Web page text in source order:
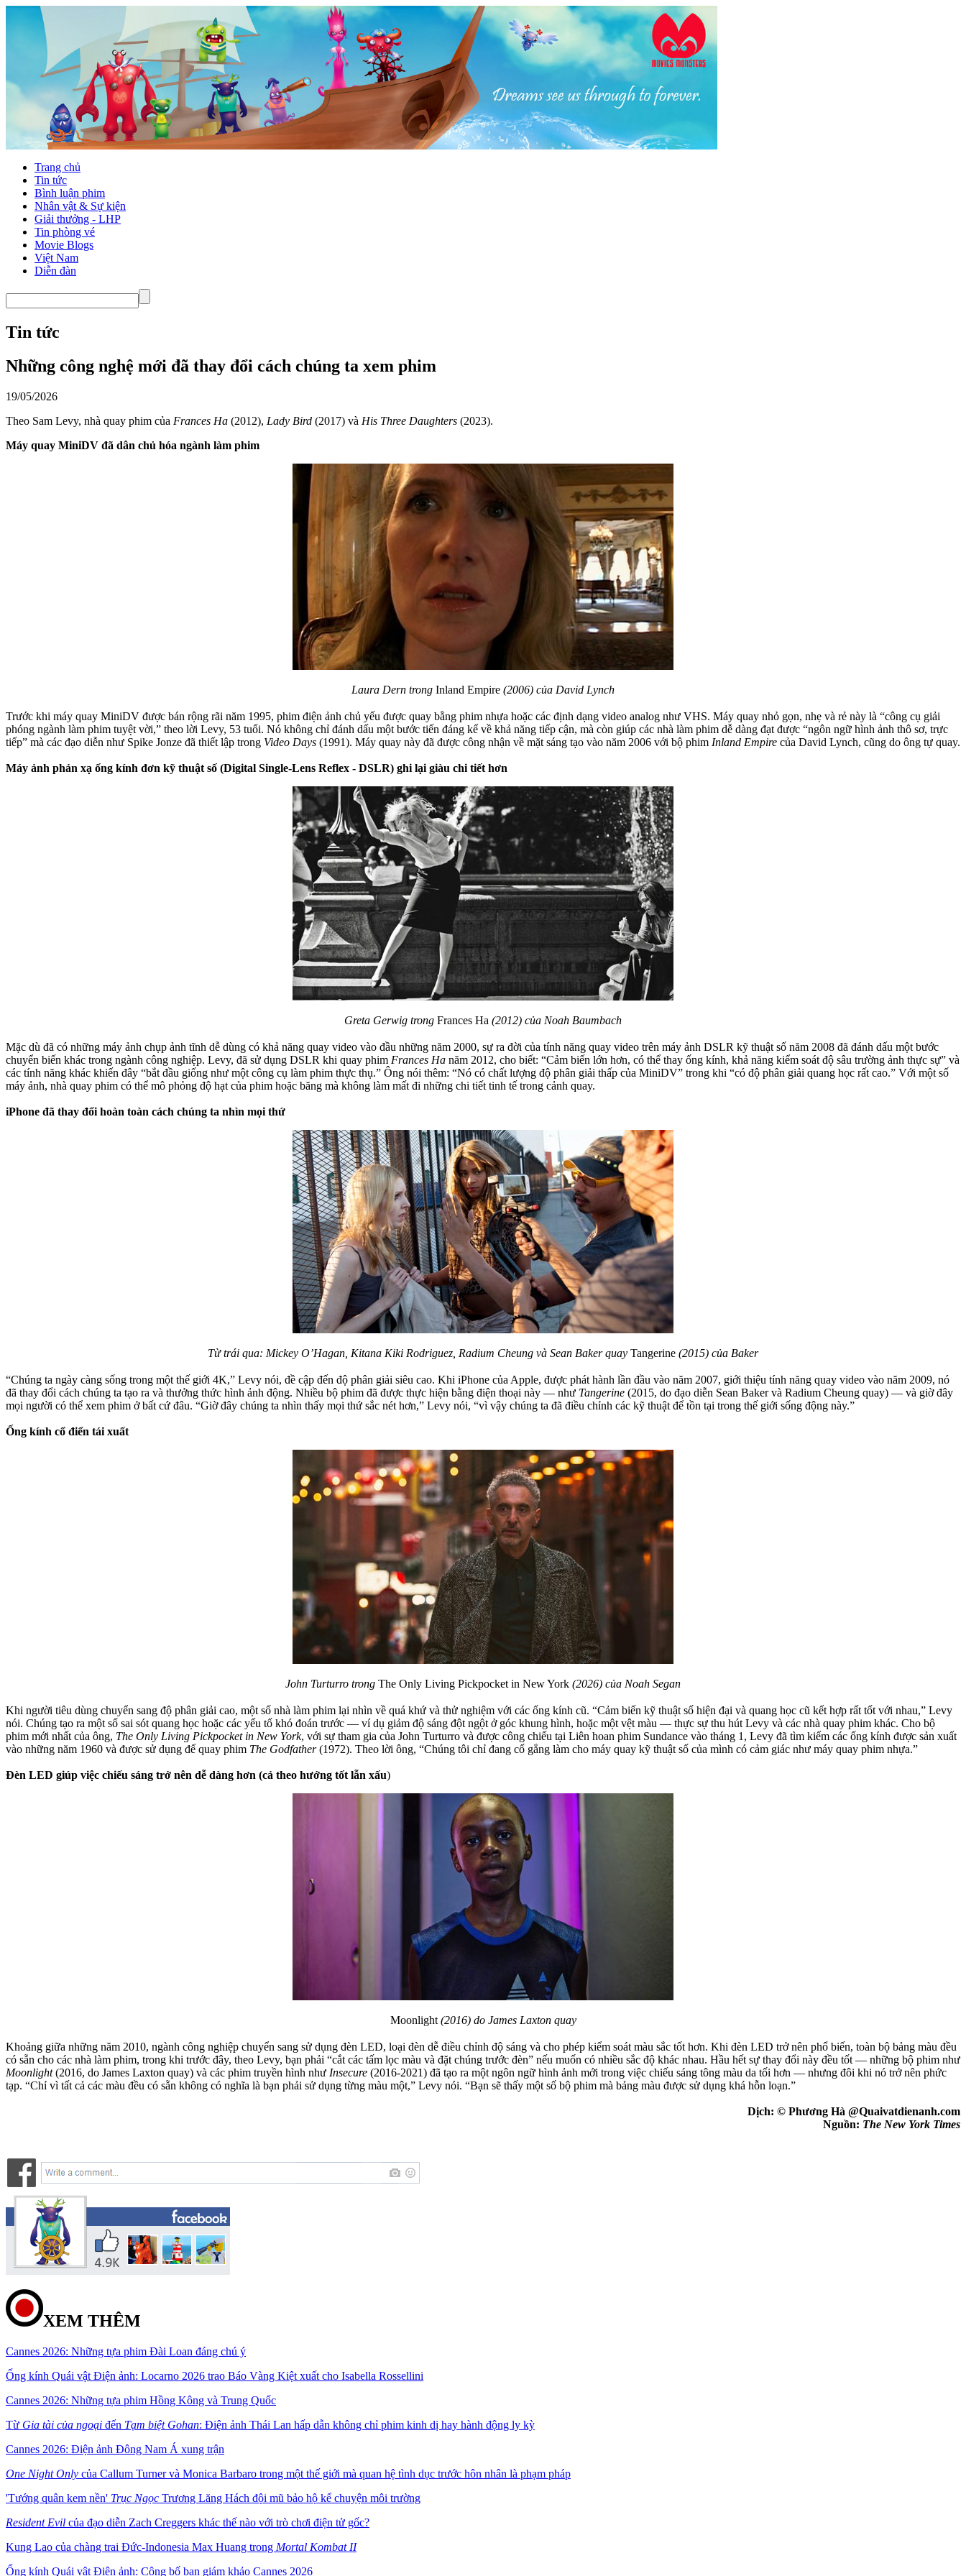
Trang chủ
Tin tức
Bình luận phim
Nhân vật & Sự kiện
Giải thưởng - LHP
Tin phòng vé
Movie Blogs
Việt Nam
Diễn đàn
Tin tức
Những công nghệ mới đã thay đổi cách chúng ta xem phim
19/05/2026
Theo Sam Levy, nhà quay phim của Frances Ha (2012), Lady Bird (2017) và His Three Daughters (2023).
Máy quay MiniDV đã dân chủ hóa ngành làm phim
Laura Dern trong Inland Empire (2006) của David Lynch
Trước khi máy quay MiniDV được bán rộng rãi năm 1995, phim điện ảnh chủ yếu được quay bằng phim nhựa hoặc các định dạng video analog như VHS. Máy quay nhỏ gọn, nhẹ và rẻ này là “công cụ giải
phóng ngành làm phim tuyệt vời,” theo lời Levy, 53 tuổi. Nó không chỉ đánh dấu một bước tiến đáng kể về khả năng tiếp cận, mà còn giúp các nhà làm phim dễ dàng đạt được “ngôn ngữ hình ảnh thô sơ, trực
tiếp” mà các đạo diễn như Spike Jonze đã thiết lập trong Video Days (1991). Máy quay này đã được công nhận về mặt sáng tạo vào năm 2006 với bộ phim Inland Empire của David Lynch, cũng do ông tự quay.
Máy ảnh phản xạ ống kính đơn kỹ thuật số (Digital Single-Lens Reflex - DSLR) ghi lại giàu chi tiết hơn
Greta Gerwig trong Frances Ha (2012) của Noah Baumbach
Mặc dù đã có những máy ảnh chụp ảnh tĩnh dễ dùng có khả năng quay video vào đầu những năm 2000, sự ra đời của tính năng quay video trên máy ảnh DSLR kỹ thuật số năm 2008 đã đánh dấu một bước
chuyển biến khác trong ngành công nghiệp. Levy, đã sử dụng DSLR khi quay phim Frances Ha năm 2012, cho biết: “Cảm biến lớn hơn, có thể thay ống kính, khả năng kiểm soát độ sâu trường ảnh thực sự” và
các tính năng khác khiến đây “bắt đầu giống như một công cụ làm phim thực thụ.” Ông nói thêm: “Nó có chất lượng độ phân giải thấp của MiniDV” trong khi “có độ phân giải quang học rất cao.” Với một số
máy ảnh, nhà quay phim có thể mô phỏng độ hạt của phim hoặc băng mà không làm mất đi những chi tiết tinh tế trong cảnh quay.
iPhone đã thay đổi hoàn toàn cách chúng ta nhìn mọi thứ
Từ trái qua: Mickey O’Hagan, Kitana Kiki Rodriguez, Radium Cheung và Sean Baker quay Tangerine (2015) của Baker
“Chúng ta ngày càng sống trong một thế giới 4K,” Levy nói, đề cập đến độ phân giải siêu cao. Khi iPhone của Apple, được phát hành lần đầu vào năm 2007, giới thiệu tính năng quay video vào năm 2009, nó
đã thay đổi cách chúng ta tạo ra và thưởng thức hình ảnh động. Nhiều bộ phim đã được thực hiện bằng điện thoại này — như Tangerine (2015, do đạo diễn Sean Baker và Radium Cheung quay) — và giờ đây
mọi người có thể xem phim ở bất cứ đâu. “Giờ đây chúng ta nhìn thấy mọi thứ sắc nét hơn,” Levy nói, “vì vậy chúng ta đã điều chỉnh các kỹ thuật để tồn tại trong thế giới sống động này.”
Ống kính cổ điển tái xuất
John Turturro trong The Only Living Pickpocket in New York (2026) của Noah Segan
Khi người tiêu dùng chuyển sang độ phân giải cao, một số nhà làm phim lại nhìn về quá khứ và thử nghiệm với các ống kính cũ. “Cảm biến kỹ thuật số hiện đại và quang học cũ kết hợp rất tốt với nhau,” Levy
nói. Chúng tạo ra một số sai sót quang học hoặc các yếu tố khó đoán trước — ví dụ giảm độ sáng đột ngột ở góc khung hình, hoặc một vệt màu — thực sự thu hút Levy và các nhà quay phim khác. Cho bộ
phim mới nhất của ông, The Only Living Pickpocket in New York, với sự tham gia của John Turturro và được công chiếu tại Liên hoan phim Sundance vào tháng 1, Levy đã tìm kiếm các ống kính được sản xuất
vào những năm 1960 và được sử dụng để quay phim The Godfather(1972). Theo lời ông, “Chúng tôi chỉ đang cố gắng làm cho máy quay kỹ thuật số của mình có cảm giác như máy quay phim nhựa.”
Đèn LED giúp việc chiếu sáng trở nên dễ dàng hơn (cả theo hướng tốt lẫn xấu)
Moonlight(2016) do James Laxton quay
Khoảng giữa những năm 2010, ngành công nghiệp chuyển sang sử dụng đèn LED, loại đèn dễ điều chỉnh độ sáng và cho phép kiểm soát màu sắc tốt hơn. Khi đèn LED trở nên phổ biến, toàn bộ bảng màu đều
có sẵn cho các nhà làm phim, trong khi trước đây, theo Levy, bạn phải “cắt các tấm lọc màu và đặt chúng trước đèn” nếu muốn có nhiều sắc độ khác nhau. Hầu hết sự thay đổi này đều tốt — những bộ phim như
Moonlight(2016, do James Laxton quay) và các phim truyền hình như Insecure (2016-2021) đã tạo ra một ngôn ngữ hình ảnh mới trong việc chiếu sáng tông màu da tối hơn — nhưng đôi khi nó trở nên phức
tạp. “Chỉ vì tất cả các màu đều có sẵn không có nghĩa là bạn phải sử dụng từng màu một,” Levy nói. “Bạn sẽ thấy một số bộ phim mà bảng màu được sử dụng khá hỗn loạn.”
Dịch: © Phương Hà @Quaivatdienanh.com
Nguồn: The New York Times
XEM THÊM
Cannes 2026: Những tựa phim Đài Loan đáng chú ý
Ống kính Quái vật Điện ảnh: Locarno 2026 trao Báo Vàng Kiệt xuất cho Isabella Rossellini
Cannes 2026: Những tựa phim Hồng Kông và Trung Quốc
Từ Gia tài của ngoại đến Tạm biệt Gohan: Điện ảnh Thái Lan hấp dẫn không chỉ phim kinh dị hay hành động ly kỳ
Cannes 2026: Điện ảnh Đông Nam Á xung trận
One Night Only của Callum Turner và Monica Barbaro trong một thế giới mà quan hệ tình dục trước hôn nhân là phạm pháp
'Tướng quân kem nền' Trục Ngọc Trương Lăng Hách đội mũ bảo hộ kể chuyện môi trường
Resident Evil của đạo diễn Zach Creggers khác thế nào với trò chơi điện tử gốc?
Kung Lao của chàng trai Đức-Indonesia Max Huang trong Mortal Kombat II
Ống kính Quái vật Điện ảnh: Công bố ban giám khảo Cannes 2026